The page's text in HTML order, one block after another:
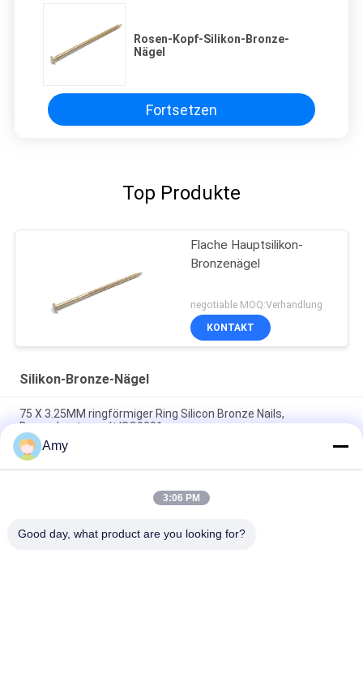
Rosen-Kopf-Silikon-Bronze-
Nägel
Fortsetzen
Top Produkte
Flache Hauptsilikon-
Bronzenägel
negotiable MOQ:Verhandlung
KONTAKT
Silikon-Bronze-Nägel
75 X 3.25MM ringförmiger Ring Silicon Bronze Nails,
Bronzeboot nagelt ISO9001
Rose Head/flache Hauptsilikon-Bronzenägel für hölzernes
Projekt 50 X 2.8MM
50MM x 2,65 ringförmige Nut-Silikon-Bronzenägel, Soemflache
Amy
3:06 PM
Good day, what product are you looking for?